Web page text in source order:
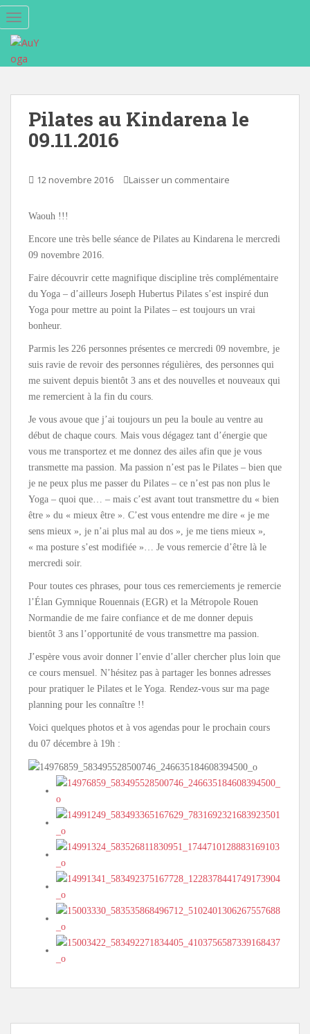
S
t
TOGGLE NAVIGATION
Pilates au Kindarena le
09.11.2016
12 novembre 2016 Laisser un commentaire
Waouh !!!
Encore une très belle séance de Pilates au Kindarena le mercredi
09 novembre 2016.
Faire découvrir cette magnifique discipline très complémentaire
du Yoga – d’ailleurs Joseph Hubertus Pilates s’est inspiré dun
Yoga pour mettre au point la Pilates – est toujours un vrai
bonheur.
Parmis les 226 personnes présentes ce mercredi 09 novembre, je
suis ravie de revoir des personnes régulières, des personnes qui
me suivent depuis bientôt 3 ans et des nouvelles et nouveaux qui
me remercient à la fin du cours.
Je vous avoue que j’ai toujours un peu la boule au ventre au
début de chaque cours. Mais vous dégagez tant d’énergie que
vous me transportez et me donnez des ailes afin que je vous
transmette ma passion. Ma passion n’est pas le Pilates – bien que
je ne peux plus me passer du Pilates – ce n’est pas non plus le
Yoga – quoi que… – mais c’est avant tout transmettre du « bien
être » du « mieux être ». C’est vous entendre me dire « je me
sens mieux », je n’ai plus mal au dos », je me tiens mieux »,
« ma posture s’est modifiée »… Je vous remercie d’être là le
mercredi soir.
Pour toutes ces phrases, pour tous ces remerciements je remercie
l’Élan Gymnique Rouennais (EGR) et la Métropole Rouen
Normandie de me faire confiance et de me donner depuis
bientôt 3 ans l’opportunité de vous transmettre ma passion.
J’espère vous avoir donner l’envie d’aller chercher plus loin que
ce cours mensuel. N’hésitez pas à partager les bonnes adresses
pour pratiquer le Pilates et le Yoga. Rendez-vous sur ma page
planning pour les connaître !!
Voici quelques photos et à vos agendas pour le prochain cours
du 07 décembre à 19h :